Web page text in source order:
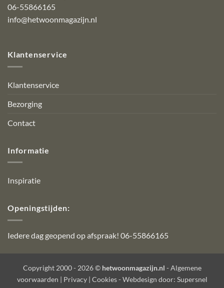
06-55866165
info@hetwoonmagazijn.nl
Klantenservice
Klantenservice
Bezorging
Contact
Informatie
Inspiratie
Openingstijden:
Iedere dag geopend op afspraak! 06-55866165
Copyright 2000 - 2026 © hetwoonmagazijn.nl - Algemene
voorwaarden | Privacy| Cookies- Webdesign door: Supersnel